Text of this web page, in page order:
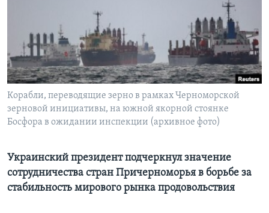
СОЦИАЛЬНЫЕ СЕТИ
Языки
Корабли, переводящие зерно в рамках Черноморской
зерновой инициативы, на южной якорной стоянке
Босфора в ожидании инспекции (архивное фото)
Украинский президент подчеркнул значение
сотрудничества стран Причерноморья в борьбе за
стабильность мирового рынка продовольствия